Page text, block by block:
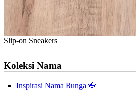
Slip-on Sneakers
Koleksi Nama
Inspirasi Nama Bunga 🌺